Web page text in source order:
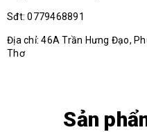
Sđt: 0779468891
Địa chỉ: 46A Trần Hưng Đạo,
Thơ
Sản